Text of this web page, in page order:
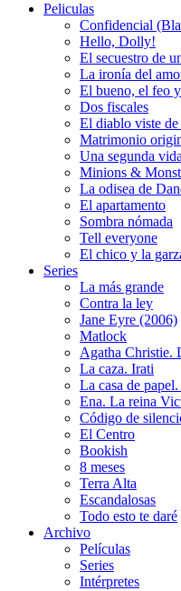
Peliculas
Confidencial
Hello, Dolly!
El secuestro de
La ironía del
El bueno, el feo
Dos fiscales
El diablo viste de
Matrimonio
Una segunda
Minions &
La odisea de
El apartamento
Sombra nómada
Tell everyone
El chico y la
Series
La más grande
Contra la ley
Jane Eyre (2006)
Matlock
Agatha Christie.
La caza. Irati
La casa de
Ena. La reina
Código de
El Centro
Bookish
8 meses
Terra Alta
Escandalosas
Todo esto te daré
Archivo
Películas
Series
Intérpretes